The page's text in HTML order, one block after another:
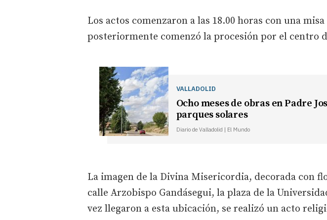
Los actos comenzaron a las 18.00 horas con una
posteriormente comenzó la procesión por el centro
VALLADOLID
Ocho meses de obras en Padre
parques solares
Diario de Valladolid | El Mundo
La imagen de la Divina Misericordia, decorada con
calle Arzobispo Gandásegui, la plaza de la
vez llegaron a esta ubicación, se realizó un acto